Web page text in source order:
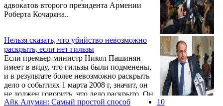
адвокатов второго президента Армении
Роберта Кочаряна..
Нельзя сказать, что убийство невозможно
раскрыть, если нет гильзы
Если премьер-министр Никол Пашинян
имеет в виду, что гильзы были подменены,
и в результате более невозможно раскрыть
дело о событиях 1 марта 2008 г, значит, он
не должен говорить, что дело раскрыто. Он
должен сказать, что его было невозможно
Айк Алумян: Самый простой способ
10